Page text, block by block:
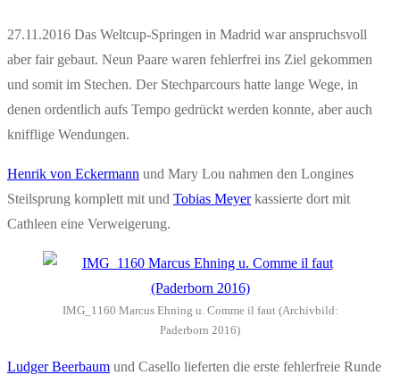
27.11.2016 Das Weltcup-Springen in Madrid war anspruchsvoll
aber fair gebaut. Neun Paare waren fehlerfrei ins Ziel gekommen
und somit im Stechen. Der Stechparcours hatte lange Wege, in
denen ordentlich aufs Tempo gedrückt werden konnte, aber auch
knifflige Wendungen.
Henrik von Eckermann und Mary Lou nahmen den Longines
Steilsprung komplett mit und Tobias Meyerkassierte dort mit
Cathleen eine Verweigerung.
IMG_1160 Marcus Ehning u. Comme il faut (Archivbild:
Paderborn 2016)
Ludger Beerbaum und Casello lieferten die erste fehlerfreie Runde